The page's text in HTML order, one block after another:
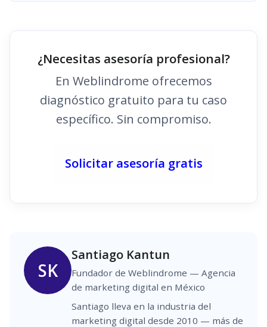
¿Necesitas asesoría profesional?
En Weblindrome ofrecemos
diagnóstico gratuito para tu caso
específico. Sin compromiso.
Solicitar asesoría gratis
SK
Santiago Kantun
Fundador de Weblindrome — Agencia
de marketing digital en México
Santiago lleva en la industria del
marketing digital desde 2010 — más de